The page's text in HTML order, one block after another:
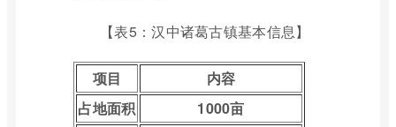
【表5：汉中诸葛古镇基本信息】
项目
内容
占地面积
1000亩